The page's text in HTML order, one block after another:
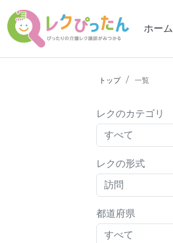
ホーム
トップ 一覧
レクのカテゴリ
レクの形式
都道府県